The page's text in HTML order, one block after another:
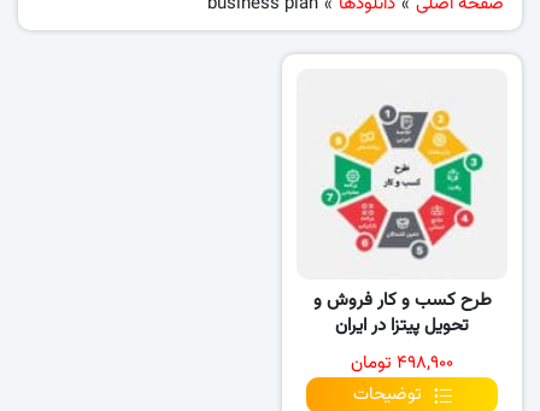
طرح کسب و کار فروش و
تحویل پیتزا در ایران
۴۹۸,۹۰۰ تومان
توضیحات